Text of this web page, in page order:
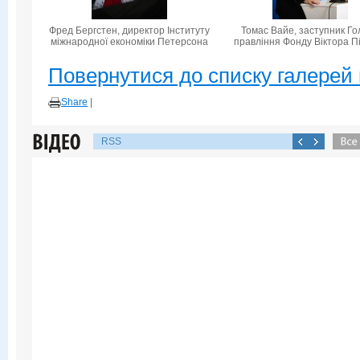
Фред Бергстен, директор Інституту
міжнародної економіки Петерсона
Томас Вайе, заступник
правління Фонду Віктора
Повернутися до списку галерей
Share
RSS